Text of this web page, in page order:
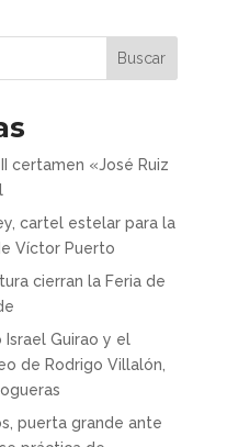
Buscar
certamen «José Ruiz
cartel estelar para la
Víctor Puerto
cierran la Feria de
Guirao y el
de Rodrigo Villalón,
puerta grande ante